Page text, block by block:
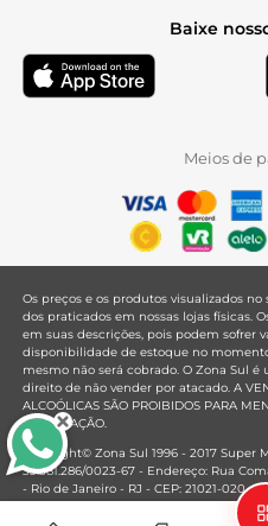
Baixe
Meios de
Os preços e os produtos visualizados
dos praticados em nossas lojas físicas.
em suas descrições, pois podem sofrer
disponibilidade de estoque no
mesmo não será cobrado. O Zona Sul é
direito de não vender por atacado. A
ALCOÓLICAS SÃO PROIBIDOS PARA
MODERAÇÃO.
Copyright© Zona Sul 1996 - 2017 Super
33.381.286/0023-67 - Endereço: Rua
- Rio de Janeiro - RJ - CEP: 21021-020
Mantido